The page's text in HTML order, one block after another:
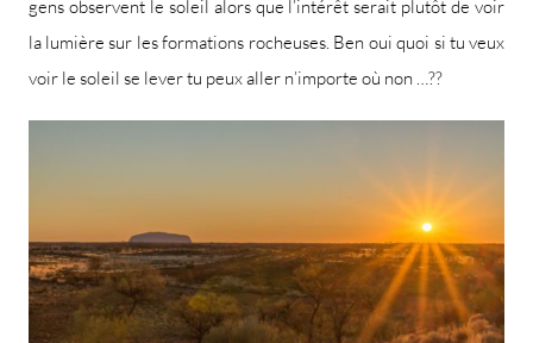
gens observent le soleil alors que l’intérêt serait plutôt de voir
la lumière sur les formations rocheuses. Ben oui quoi si tu veux
voir le soleil se lever tu peux aller n’importe où non …??